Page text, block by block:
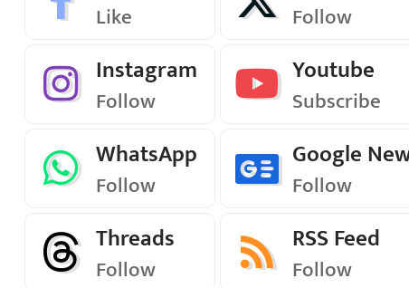
Like Follow
Instagram
Follow
Youtube
Subscribe
WhatsApp
Follow
Google
Follow
Threads
Follow
RSS Feed
Follow